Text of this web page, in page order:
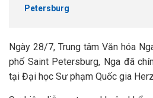
Petersburg
Ngày 28/7, Trung tâm Văn hóa
phố Saint Petersburg, Nga đã
tại Đại học Sư phạm Quốc gia